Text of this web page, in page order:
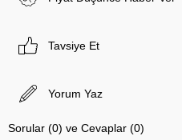
Tavsiye Et
Yorum Yaz
Sorular (0) ve Cevaplar (0)